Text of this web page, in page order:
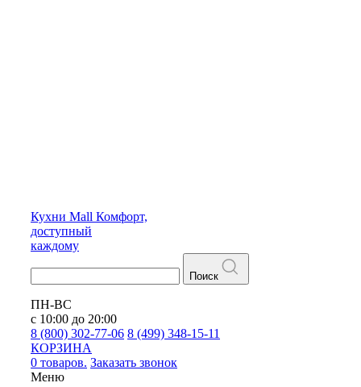
Кухни Mall Комфорт,
доступный
каждому
Поиск
ПН-ВС
с 10:00 до 20:00
8 (800) 302-77-06 8 (499) 348-15-11
КОРЗИНА
0 товаров. Заказать звонок
Меню